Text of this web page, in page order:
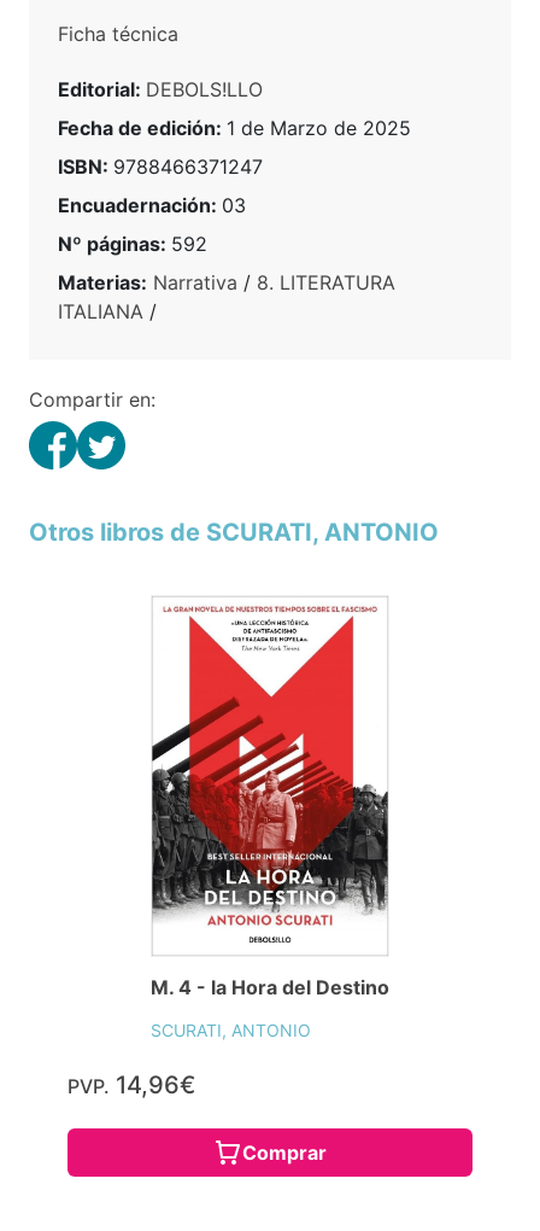
Ficha técnica
Editorial: DEBOLS!LLO
Fecha de edición: 1 de Marzo de 2025
ISBN: 9788466371247
Encuadernación: 03
Nº páginas: 592
Materias: Narrativa / 8. LITERATURA
ITALIANA /
Compartir en:
Otros libros de SCURATI, ANTONIO
M. 4 - la Hora del Destino
SCURATI, ANTONIO
PVP. 14,96€
Comprar